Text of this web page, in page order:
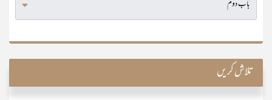
تلاش کریں